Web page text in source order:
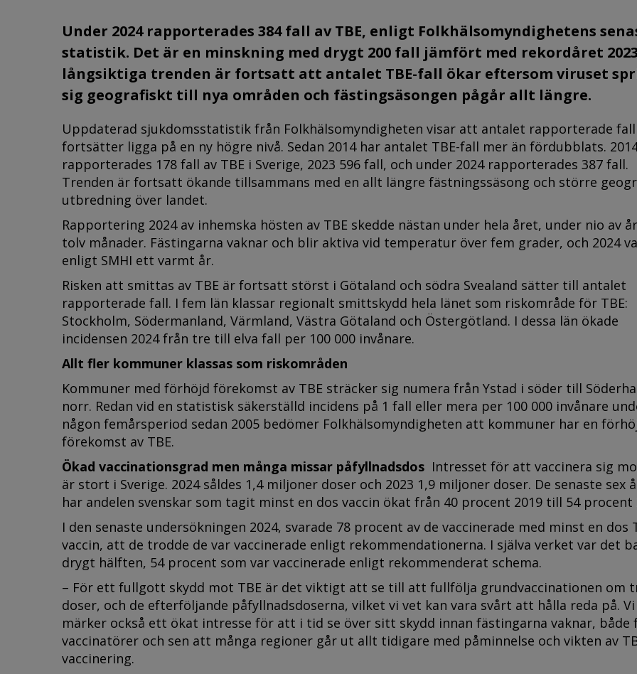
Under 2024 rapporterades 384 fall av TBE, enligt Folkhälsomyndighetens
statistik. Det är en minskning med drygt 200 fall jämfört med rekordåret
långsiktiga trenden är fortsatt att antalet TBE-fall ökar eftersom viruset
sig geografiskt till nya områden och fästingsäsongen pågår allt längre.
Uppdaterad sjukdomsstatistik från Folkhälsomyndigheten visar att antalet rapporterade fall
fortsätter ligga på en ny högre nivå. Sedan 2014 har antalet TBE-fall mer än fördubblats.
rapporterades 178 fall av TBE i Sverige, 2023 596 fall, och under 2024 rapporterades 387 fall.
Trenden är fortsatt ökande tillsammans med en allt längre fästningssäsong och större
utbredning över landet.
Rapportering 2024 av inhemska hösten av TBE skedde nästan under hela året, under nio av
tolv månader. Fästingarna vaknar och blir aktiva vid temperatur över fem grader, och 2024
enligt SMHI ett varmt år.
Risken att smittas av TBE är fortsatt störst i Götaland och södra Svealand sätter till antalet
rapporterade fall. I fem län klassar regionalt smittskydd hela länet som riskområde för TBE:
Stockholm, Södermanland, Värmland, Västra Götaland och Östergötland. I dessa län ökade
incidensen 2024 från tre till elva fall per 100 000 invånare.
Allt fler kommuner klassas som riskområden
Kommuner med förhöjd förekomst av TBE sträcker sig numera från Ystad i söder till
norr. Redan vid en statistisk säkerställd incidens på 1 fall eller mera per 100 000 invånare
någon femårsperiod sedan 2005 bedömer Folkhälsomyndigheten att kommuner har en
förekomst av TBE.
Ökad vaccinationsgrad men många missar påfyllnadsdos Intresset för att vaccinera sig
är stort i Sverige. 2024 såldes 1,4 miljoner doser och 2023 1,9 miljoner doser. De senaste sex
har andelen svenskar som tagit minst en dos vaccin ökat från 40 procent 2019 till 54 procent
I den senaste undersökningen 2024, svarade 78 procent av de vaccinerade med minst en dos
vaccin, att de trodde de var vaccinerade enligt rekommendationerna. I själva verket var det
drygt hälften, 54 procent som var vaccinerade enligt rekommenderat schema.
– För ett fullgott skydd mot TBE är det viktigt att se till att fullfölja grundvaccinationen om
doser, och de efterföljande påfyllnadsdoserna, vilket vi vet kan vara svårt att hålla reda på. Vi
märker också ett ökat intresse för att i tid se över sitt skydd innan fästingarna vaknar, både
vaccinatörer och sen att många regioner går ut allt tidigare med påminnelse och vikten av
vaccinering.